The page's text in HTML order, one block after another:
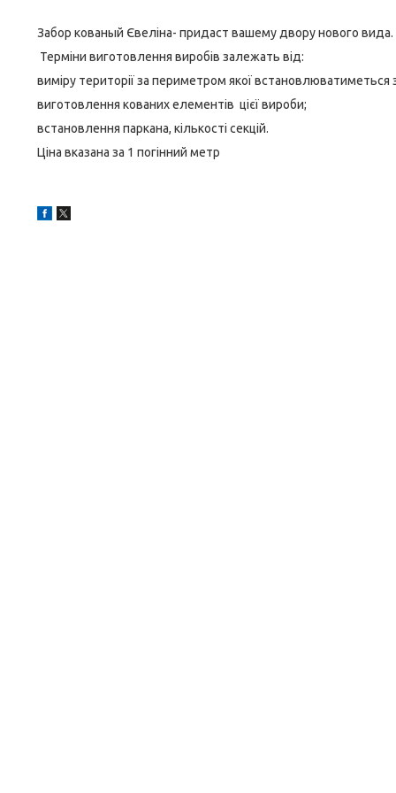
Забор кованый Євеліна- придаст вашему двору нового вида.
Терміни виготовлення виробів залежать від:
виміру території за периметром якої встановлюватиметься
виготовлення кованих елементів цієї вироби;
встановлення паркана, кількості секцій.
Ціна вказана за 1 погінний метр